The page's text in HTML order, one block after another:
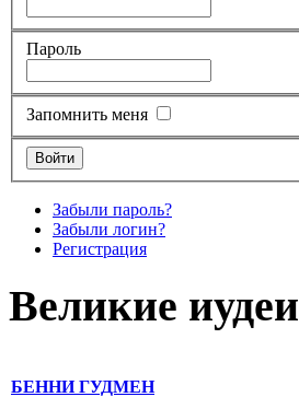
Пароль
Запомнить меня
Забыли пароль?
Забыли логин?
Регистрация
Великие иудеи
БЕННИ ГУДМЕН